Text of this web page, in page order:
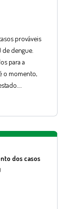
prováveis
dengue.
para a
o momento,
dos casos